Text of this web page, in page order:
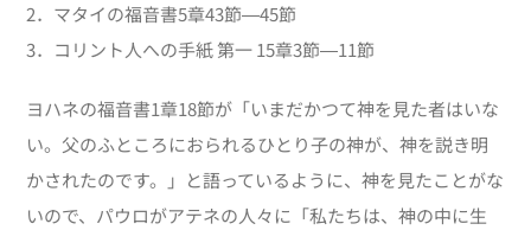
2．マタイの福音書5章43節―45節
3．コリント人への手紙 第一 15章3節―11節
ヨハネの福音書1章18節が「いまだかつて神を見た者はいな
い。父のふところにおられるひとり子の神が、神を説き明
かされたのです。」と語っているように、神を見たことがな
いので、パウロがアテネの人々に「私たちは、神の中に生